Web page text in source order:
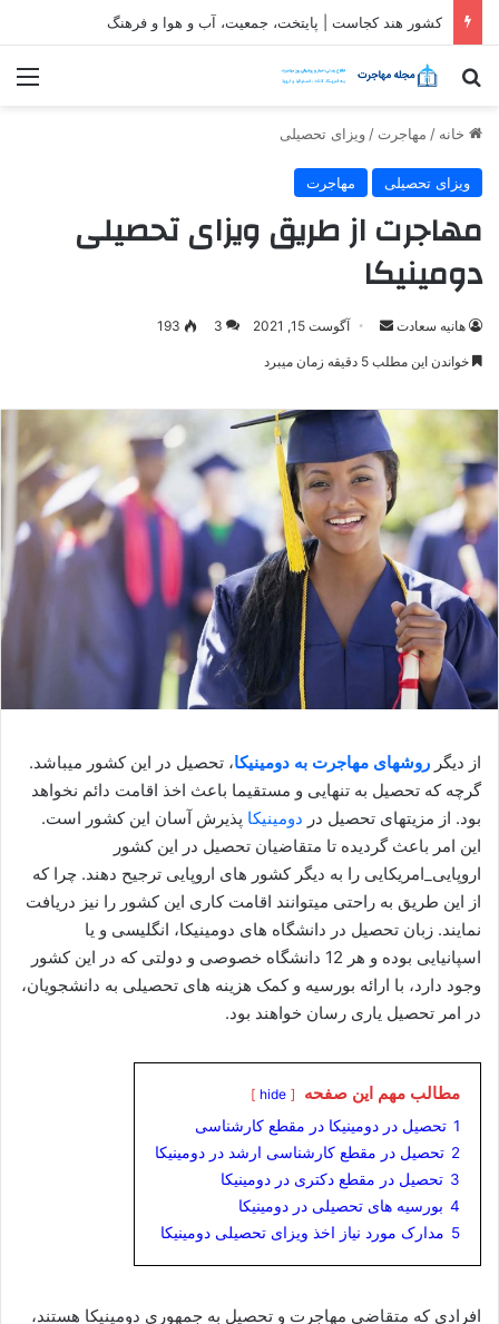
کشور هند کجاست | پایتخت، جمعیت، آب و هوا و فرهنگ
جستجو برای
خانه / مهاجرت / ویزای تحصیلی
ویزای تحصیلی مهاجرت
مهاجرت از طریق ویزای تحصیلی
دومینیکا
هانیه سعادت
ارسالآگوست 15, 2021 3
193
خواندن این مطلب 5 دقیقه زمان میبرد
از دیگر روشهای مهاجرت به دومینیکا، تحصیل در این کشور میباشد.
گرچه که تحصیل به تنهایی و مستقیما باعث اخذ اقامت دائم نخواهد
بود. از مزیتهای تحصیل در دومینیکا پذیرش آسان این کشور است.
این امر باعث گردیده تا متقاضیان تحصیل در این کشور
اروپایی_امریکایی را به دیگر کشور های اروپایی ترجیح دهند. چرا که
از این طریق به راحتی میتوانند اقامت کاری این کشور را نیز دریافت
نمایند. زبان تحصیل در دانشگاه های دومینیکا، انگلیسی و یا
اسپانیایی بوده و هر 12 دانشگاه خصوصی و دولتی که در این کشور
وجود دارد، با ارائه بورسیه و کمک هزینه های تحصیلی به دانشجویان،
در امر تحصیل یاری رسان خواهند بود.
مطالب مهم این صفحه hide
1 تحصیل در دومینیکا در مقطع کارشناسی
2 تحصیل در مقطع کارشناسی ارشد در دومینیکا
3 تحصیل در مقطع دکتری در دومینیکا
4 بورسیه های تحصیلی در دومینیکا
5 مدارک مورد نیاز اخذ ویزای تحصیلی دومینیکا
افرادی که متقاضی مهاجرت و تحصیل به جمهوری دومینیکا هستند،